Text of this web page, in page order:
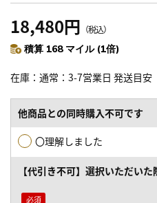
18,480円 （税込）
積算 168 マイル (1倍)
在庫 通常：3-7営業日 発送目安
他商品との同時購入不可です
〇理解しました
【代引き不可】選択いただい